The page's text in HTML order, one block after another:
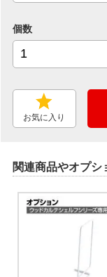
個数
お気に入り
関連商品やオプシ